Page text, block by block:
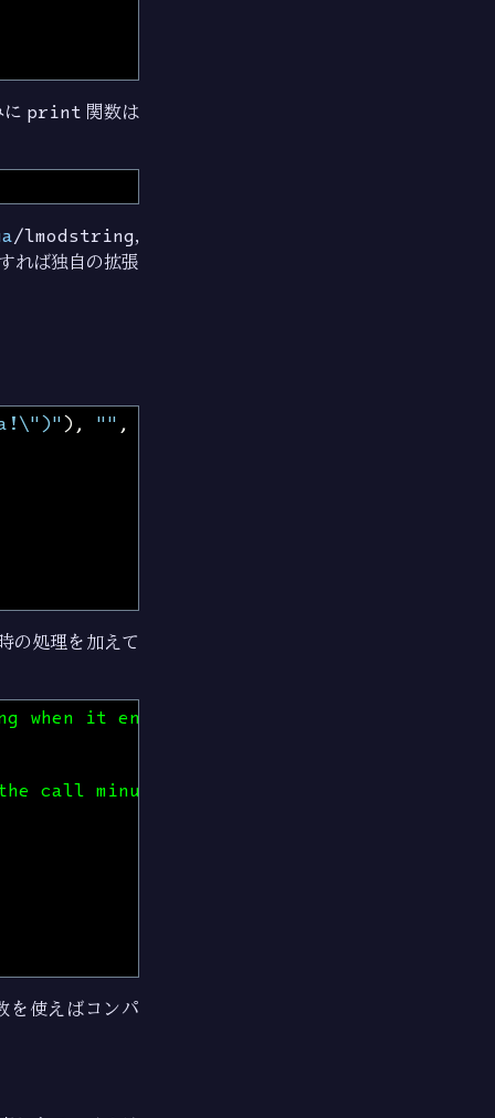
print 関数は
/lmodstring,
れば独自の拡張
), "" ,
の処理を加えて
it encounters an error the
call minus the function and it's
を使えばコンパ